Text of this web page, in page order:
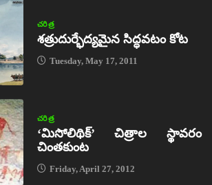
చరిత్ర
శత్రుదుర్భేద్యమైన సిద్ధవటం కోట
Tuesday, May 17, 2011
చరిత్ర
‘మిసోలిథిక్‌’ చిత్రాల స్థావరం
చింతకుంట
Friday, April 27, 2012